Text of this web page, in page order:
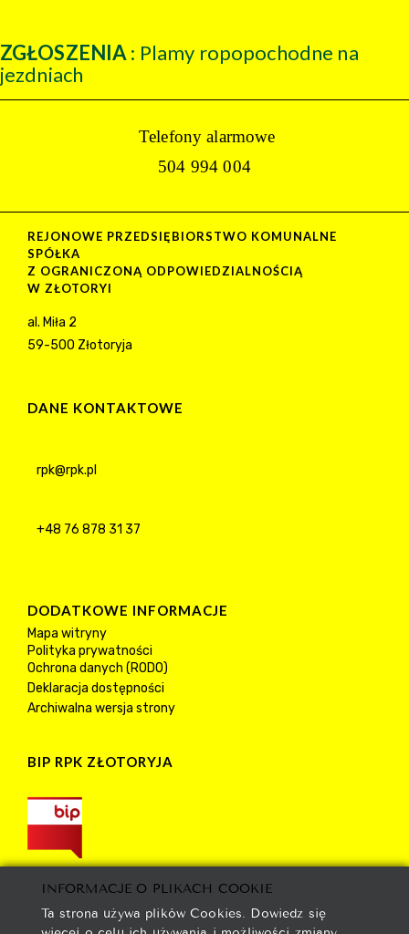
ZGŁOSZENIA : Plamy ropopochodne na
jezdniach
Telefony alarmowe
504 994 004
REJONOWE PRZEDSIĘBIORSTWO KOMUNALNE
SPÓŁKA
Z OGRANICZONĄ ODPOWIEDZIALNOŚCIĄ
W ZŁOTORYI
al. Miła 2
59-500 Złotoryja
DANE KONTAKTOWE
rpk@rpk.pl
+48 76 878 31 37
DODATKOWE INFORMACJE
Mapa witryny
Polityka prywatności
Ochrona danych (RODO)
Deklaracja dostępności
Archiwalna wersja strony
BIP RPK ZŁOTORYJA
INFORMACJE O PLIKACH COOKIE
Ta strona używa plików Cookies. Dowiedz się